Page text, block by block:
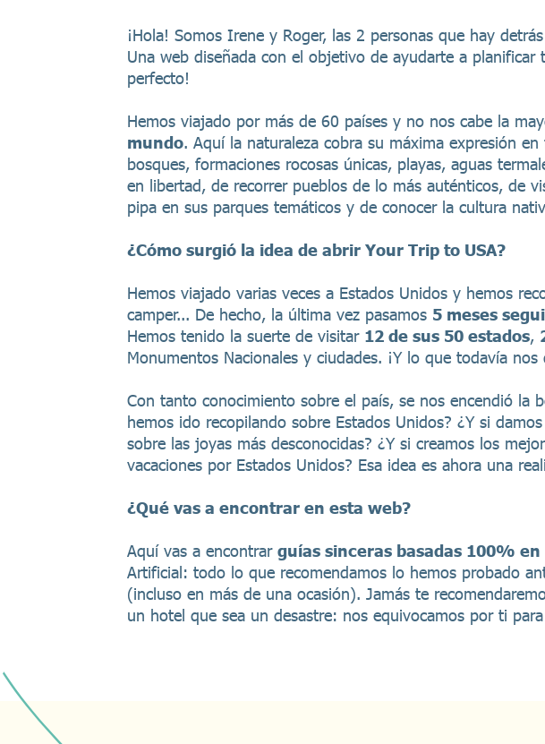
¡Hola! Somos Irene y Roger, las 2 personas que hay
Una web diseñada con el objetivo de ayudarte a
perfecto!
Hemos viajado por más de 60 países y no nos cabe la
mundo. Aquí la naturaleza cobra su máxima expresión
bosques, formaciones rocosas únicas, playas, aguas
en libertad, de recorrer pueblos de lo más auténticos, de
pipa en sus parques temáticos y de conocer la cultura
¿Cómo surgió la idea de abrir Your Trip to USA?
Hemos viajado varias veces a Estados Unidos y hemos
camper... De hecho, la última vez pasamos 5 meses
Hemos tenido la suerte de visitar 12 de sus 50 estados,
Monumentos Nacionales y ciudades. ¡Y lo que todavía nos
Con tanto conocimiento sobre el país, se nos encendió la
hemos ido recopilando sobre Estados Unidos? ¿Y si
sobre las joyas más desconocidas? ¿Y si creamos los
vacaciones por Estados Unidos? Esa idea es ahora una
¿Qué vas a encontrar en esta web?
Aquí vas a encontrar guías sinceras basadas 100%
Artificial: todo lo que recomendamos lo hemos probado
(incluso en más de una ocasión). Jamás te
un hotel que sea un desastre: nos equivocamos por ti